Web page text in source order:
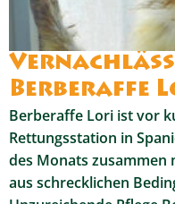
Berberaffe
Berberaffe Lori ist vor
Rettungsstation in
des Monats
aus schrecklichen